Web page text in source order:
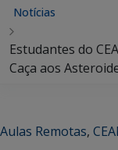
Notícias
Estudantes do
Caça aos
Aulas Remotas,